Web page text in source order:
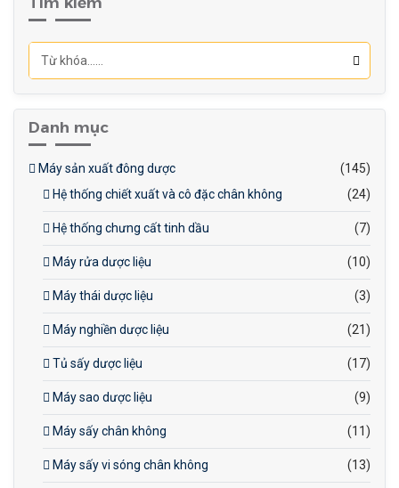
Tiếng ồn: <75dB
máy: 1500x1350x2100mm
Danh mục
Máy sản xuất đông dược
(145)
Hệ thống chiết xuất và cô đặc chân không
(24)
Hệ thống chưng cất tinh dầu (7)
Máy rửa dược liệu (10)
Máy thái dược liệu (3)
Máy nghiền dược liệu (21)
Tủ sấy dược liệu (17)
Máy sao dược liệu (9)
Máy sấy chân không (11)
Máy sấy vi sóng chân không (13)